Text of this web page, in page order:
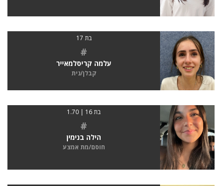
בת 17
#
עלמה קריסלמאייר
קבלן/נית
בת 16 | 1.70
#
הילה בנימין
חוסם/מת אמצע